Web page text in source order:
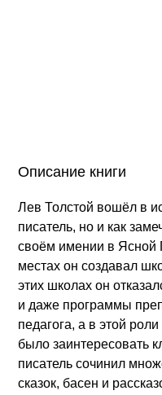
Описание книги
Лев Толстой вошёл в
писатель, но и как
своём имении в Ясной
местах он создавал
этих школах он
и даже программы
педагога, а в этой
было заинтересовать
писатель сочинил
сказок, басен и